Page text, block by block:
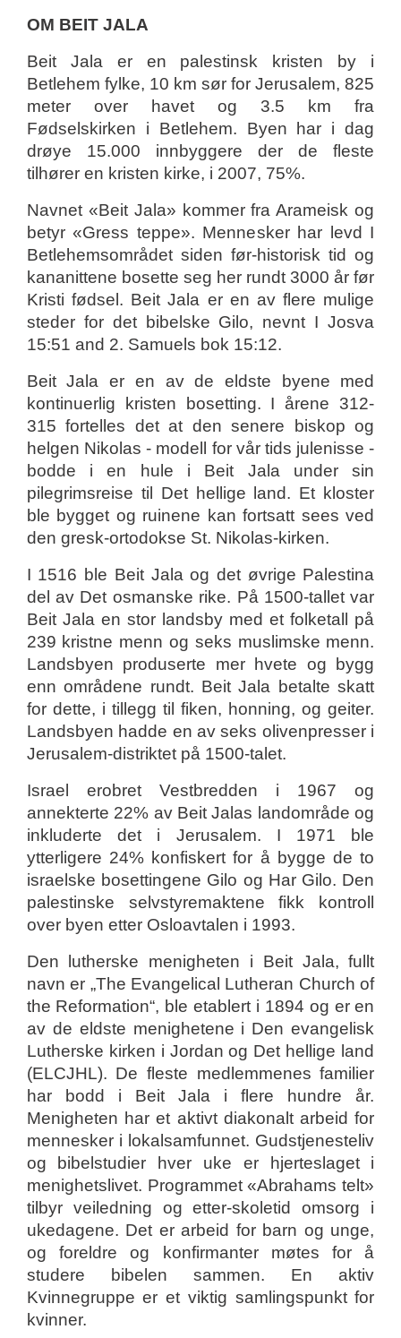
OM BEIT JALA
Beit Jala er en palestinsk kristen by i
Betlehem fylke, 10 km sør for Jerusalem, 825
meter over havet og 3.5 km fra
Fødselskirken i Betlehem. Byen har i dag
drøye 15.000 innbyggere der de fleste
tilhører en kristen kirke, i 2007, 75%.
Navnet «Beit Jala» kommer fra Arameisk og
betyr «Gress teppe». Mennesker har levd I
Betlehemsområdet siden før-historisk tid og
kananittene bosette seg her rundt 3000 år før
Kristi fødsel. Beit Jala er en av flere mulige
steder for det bibelske Gilo, nevnt I Josva
15:51 and 2. Samuels bok 15:12.
Beit Jala er en av de eldste byene med
kontinuerlig kristen bosetting. I årene 312-
315 fortelles det at den senere biskop og
helgen Nikolas - modell for vår tids julenisse -
bodde i en hule i Beit Jala under sin
pilegrimsreise til Det hellige land. Et kloster
ble bygget og ruinene kan fortsatt sees ved
den gresk-ortodokse St. Nikolas-kirken.
I 1516 ble Beit Jala og det øvrige Palestina
del av Det osmanske rike. På 1500-tallet var
Beit Jala en stor landsby med et folketall på
239 kristne menn og seks muslimske menn.
Landsbyen produserte mer hvete og bygg
enn områdene rundt. Beit Jala betalte skatt
for dette, i tillegg til fiken, honning, og geiter.
Landsbyen hadde en av seks olivenpresser i
Jerusalem-distriktet på 1500-talet.
Israel erobret Vestbredden i 1967 og
annekterte 22% av Beit Jalas landområde og
inkluderte det i Jerusalem. I 1971 ble
ytterligere 24% konfiskert for å bygge de to
israelske bosettingene Gilo og Har Gilo. Den
palestinske selvstyremaktene fikk kontroll
over byen etter Osloavtalen i 1993.
Den lutherske menigheten i Beit Jala, fullt
navn er „The Evangelical Lutheran Church of
the Reformation“, ble etablert i 1894 og er en
av de eldste menighetene i Den evangelisk
Lutherske kirken i Jordan og Det hellige land
(ELCJHL). De fleste medlemmenes familier
har bodd i Beit Jala i flere hundre år.
Menigheten har et aktivt diakonalt arbeid for
mennesker i lokalsamfunnet. Gudstjenesteliv
og bibelstudier hver uke er hjerteslaget i
menighetslivet. Programmet «Abrahams telt»
tilbyr veiledning og etter-skoletid omsorg i
ukedagene. Det er arbeid for barn og unge,
og foreldre og konfirmanter møtes for å
studere bibelen sammen. En aktiv
Kvinnegruppe er et viktig samlingspunkt for
kvinner.